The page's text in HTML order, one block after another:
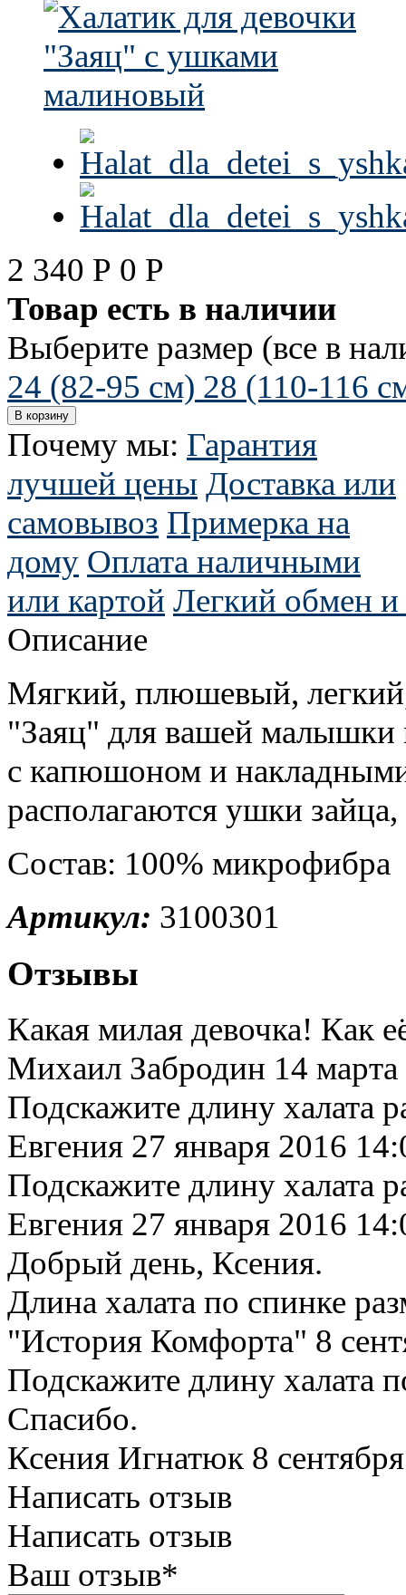
2 340 Р 0 Р
Товар есть в наличии
Выберите размер (все в
24 (82-95 см) 28 (110-116
Почему мы: Гарантия
лучшей цены Доставка или
самовывоз Примерка на
дому Оплата наличными
или картой Легкий обмен и
Описание
Мягкий, плюшевый,
"Заяц" для вашей малышки
с капюшоном и
располагаются ушки
Состав: 100% микрофибра
Артикул: 3100301
Отзывы
Какая милая девочка! Как
Михаил Забродин 14
Подскажите длину халата
Евгения 27 января 2016
Подскажите длину халата
Евгения 27 января 2016
Добрый день, Ксения.
Длина халата по спинке
"История Комфорта" 8
Подскажите длину халата
Спасибо.
Ксения Игнатюк 8
Написать отзыв
Написать отзыв
Ваш отзыв*